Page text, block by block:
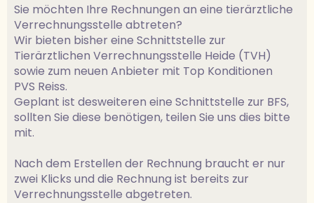
Sie möchten Ihre Rechnungen an eine tierärztliche
Verrechnungsstelle abtreten?
Wir bieten bisher eine Schnittstelle zur
Tierärztlichen Verrechnungsstelle Heide (TVH)
sowie zum neuen Anbieter mit Top Konditionen
PVS Reiss.
Geplant ist desweiteren eine Schnittstelle zur BFS,
sollten Sie diese benötigen, teilen Sie uns dies bitte
mit.
Nach dem Erstellen der Rechnung braucht er nur
zwei Klicks und die Rechnung ist bereits zur
Verrechnungsstelle abgetreten.